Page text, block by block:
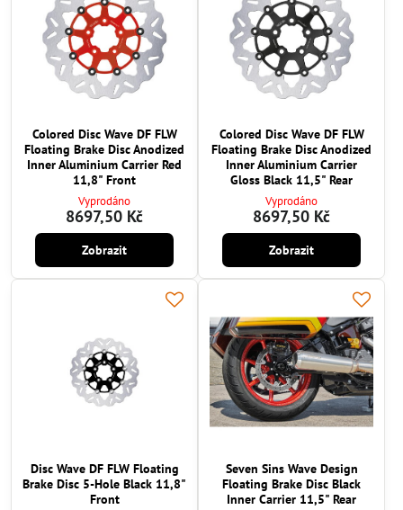
Colored Disc Wave DF FLW
Floating Brake Disc Anodized
Inner Aluminium Carrier Red
11,8" Front
Vyprodáno
8697,50 Kč
Zobrazit
Colored Disc Wave DF FLW
Floating Brake Disc Anodized
Inner Aluminium Carrier
Gloss Black 11,5" Rear
Vyprodáno
8697,50 Kč
Zobrazit
Disc Wave DF FLW Floating
Brake Disc 5-Hole Black 11,8"
Front
Seven Sins Wave Design
Floating Brake Disc Black
Inner Carrier 11,5" Rear